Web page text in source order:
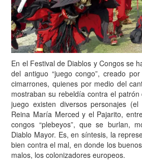
En el Festival de Diablos y Congos se
del antiguo “juego congo”, creado
cimarrones, quienes por medio del
mostraban su rebeldía contra el
juego existen diversos personajes
Reina María Merced y el Pajarito,
congos “plebeyos”, que se burlan,
Diablo Mayor. Es, en síntesis, la
bien contra el mal, en donde los
malos, los colonizadores europeos.